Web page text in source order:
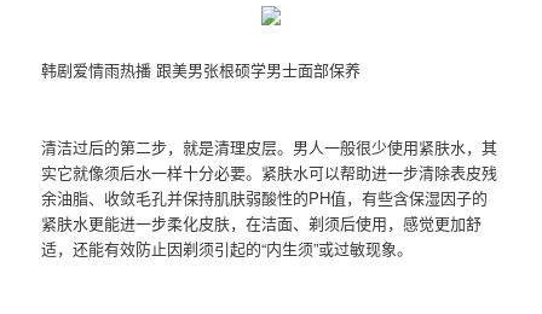
韩剧爱情雨热播 跟美男张根硕学男士面部保养
清洁过后的第二步，就是清理皮层。男人一般很少使用紧肤水，其
实它就像须后水一样十分必要。紧肤水可以帮助进一步清除表皮残
余油脂、收敛毛孔并保持肌肤弱酸性的PH值，有些含保湿因子的
紧肤水更能进一步柔化皮肤，在洁面、剃须后使用，感觉更加舒
适，还能有效防止因剃须引起的“内生须”或过敏现象。